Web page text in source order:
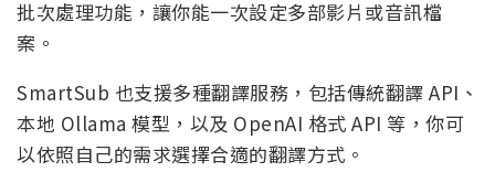
批次處理功能，讓你能一次設定多部影片或音訊檔
案。
SmartSub 也支援多種翻譯服務，包括傳統翻譯 API、
本地 Ollama 模型，以及 OpenAI 格式 API 等，你可
以依照自己的需求選擇合適的翻譯方式。